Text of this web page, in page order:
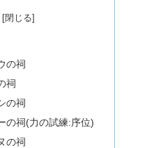
の祠
祠
の祠
の祠(力の試練:序位)
の祠